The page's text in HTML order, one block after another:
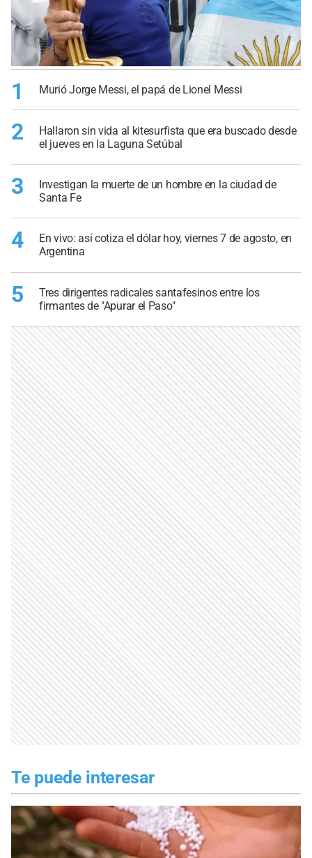
1 Murió Jorge Messi, el papá de Lionel Messi
2
Hallaron sin vida al kitesurfista que era buscado desde
el jueves en la Laguna Setúbal
3
Investigan la muerte de un hombre en la ciudad de
Santa Fe
4
En vivo: así cotiza el dólar hoy, viernes 7 de agosto, en
Argentina
5
Tres dirigentes radicales santafesinos entre los
firmantes de "Apurar el Paso"
Te puede interesar